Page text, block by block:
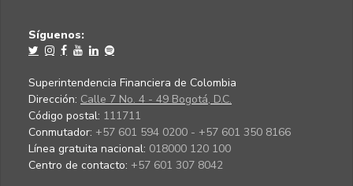
Síguenos:
Superintendencia Financiera de Colombia
Dirección: Calle 7 No. 4 - 49 Bogotá, D.C.
Código postal: 111711
Conmutador: +57 601 594 0200 - +57 601 350 8166
Línea gratuita nacional: 018000 120 100
Centro de contacto: +57 601 307 8042